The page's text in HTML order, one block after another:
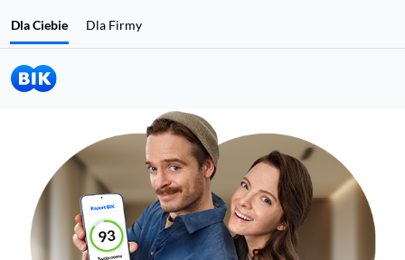
Dla Ciebie Dla Firmy
Chcę się sprawdzić
Jeśli nie masz konta w BIK, a chcesz sprawdzić swoje dane w BIK,
Rejestracja i zakup Raportu BIK 49 zł